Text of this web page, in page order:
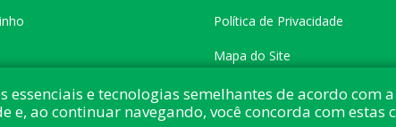
Política de Privacidade
Mapa do Site
essenciais e tecnologias semelhantes de acordo com
e, ao continuar navegando, você concorda com estas